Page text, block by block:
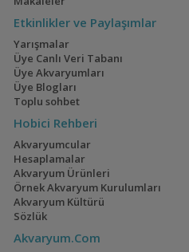
Etkinlikler ve Paylaşımlar
Yarışmalar
Üye Canlı Veri Tabanı
Üye Akvaryumları
Üye Blogları
Toplu sohbet
Hobici Rehberi
Akvaryumcular
Hesaplamalar
Akvaryum Ürünleri
Örnek Akvaryum Kurulumları
Akvaryum Kültürü
Sözlük
Akvaryum.Com